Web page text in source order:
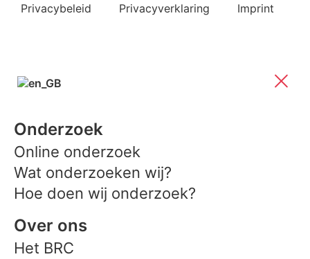
Privacybeleid Privacyverklaring Imprint
Onderzoek
Online onderzoek
Wat onderzoeken wij?
Hoe doen wij onderzoek?
Over ons
Het BRC